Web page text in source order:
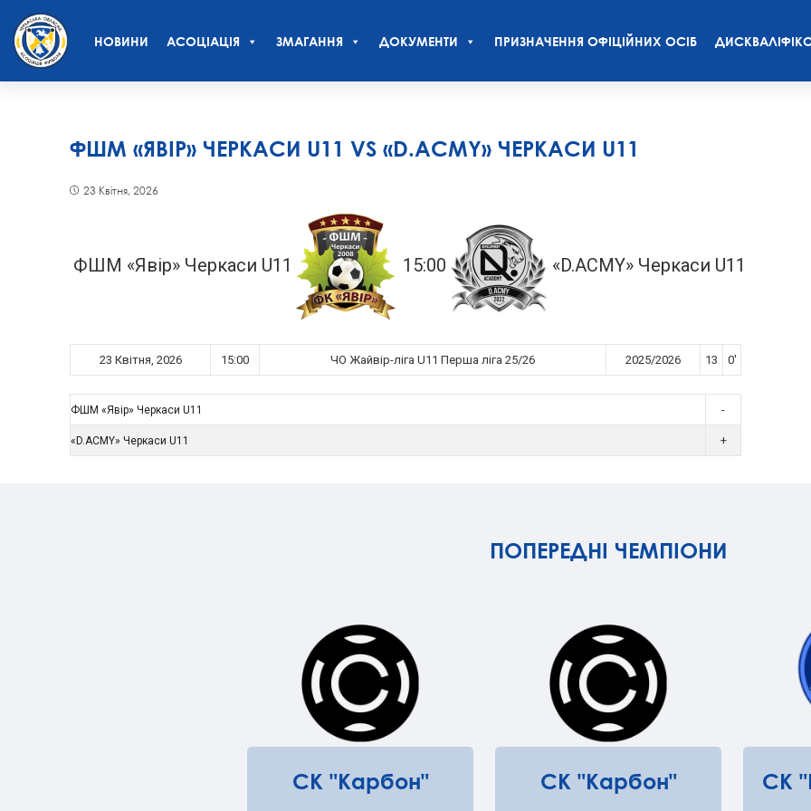
НОВИНИ АСОЦІАЦІЯ ЗМАГАННЯ ДОКУМЕНТИ ПРИЗНАЧЕННЯ ОФІЦІЙНИХ ОСІБ
ФШМ «ЯВІР» ЧЕРКАСИ U11 VS «D.ACMY» ЧЕРКАСИ U11
23 Квітня, 2026
ФШМ «Явір» Черкаси U11 15:00 «D.ACMY» Черкаси U11
23 Квітня, 2026 15:00 ЧО Жайвір-ліга U11 Перша ліга 25/26 2025/2026 13 0'
ФШМ «Явір» Черкаси U11 -
«D.ACMY» Черкаси U11 +
ПОПЕРЕДНІ ЧЕМПІОНИ
СК "Карбон" СК "Карбон" СК